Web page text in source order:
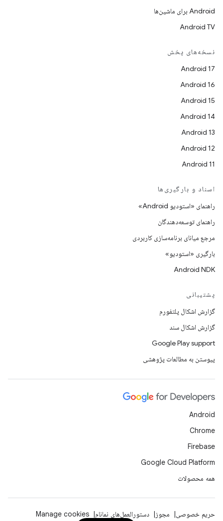
Android برای ماشین‌ها
Android TV
نسخه‌های پخش
Android 17
Android 16
Android 15
Android 14
Android 13
Android 12
Android 11
اسناد و بارگیری‌ها
راهنمای «استودیو Android»
راهنمای توسعه‌دهندگان
مرجع میانای برنامه‌سازی کاربردی
بارگیری «استودیو»
Android NDK
پشتیبانی
گزارش اشکال پلتفورم
گزارش اشکال سند
Google Play support
پیوستن به مطالعات پژوهشی
Android
Chrome
Firebase
Google Cloud Platform
همه محصولات
حریم خصوصی مجوز دستورالعمل‌های نمانام Manage cookies